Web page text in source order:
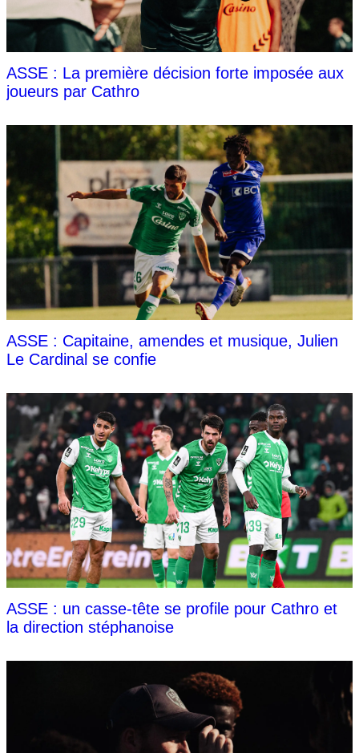
ASSE : La première décision forte imposée aux
joueurs par Cathro
ASSE : Capitaine, amendes et musique, Julien
Le Cardinal se confie
ASSE : un casse-tête se profile pour Cathro et
la direction stéphanoise